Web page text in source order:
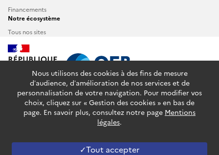
Financements
Notre écosystème
Tous nos sites
info.gouv.fr service-public.fr
legifrance.gouv.fr
data.gouv.fr
Mentions légales Données personnelles Gestion des cookies
Nous utilisons des cookies à des fins de mesure
d’audience, d’amélioration de nos services et de
personnalisation de votre navigation. Pour modifier vos
choix, cliquez sur « Gestion des cookies » en bas de
page. En savoir plus, consultez notre page Mentions
légales.
Tout accepter